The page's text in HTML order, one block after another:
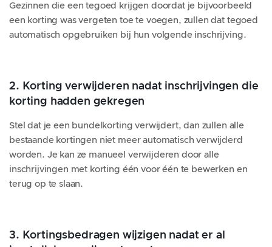
Gezinnen die een tegoed krijgen doordat je bijvoorbeeld
een korting was vergeten toe te voegen, zullen dat tegoed
automatisch opgebruiken bij hun volgende inschrijving.
2. Korting verwijderen nadat inschrijvingen die
korting hadden gekregen
Stel dat je een bundelkorting verwijdert, dan zullen alle
bestaande kortingen niet meer automatisch verwijderd
worden. Je kan ze manueel verwijderen door alle
inschrijvingen met korting één voor één te bewerken en
terug op te slaan.
3. Kortingsbedragen wijzigen nadat er al